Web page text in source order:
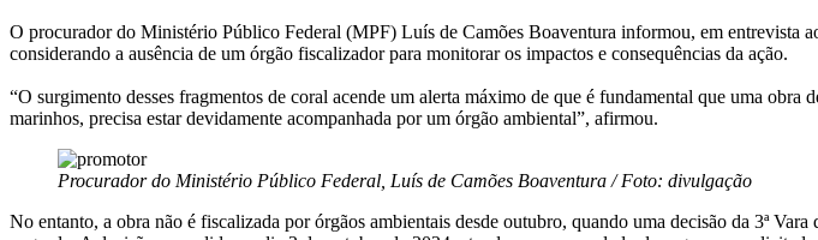
O procurador do Ministério Público Federal (MPF) Luís de Camões Boaventura informou, em entrevista
considerando a ausência de um órgão fiscalizador para monitorar os impactos e consequências da ação.
“O surgimento desses fragmentos de coral acende um alerta máximo de que é fundamental que uma
marinhos, precisa estar devidamente acompanhada por um órgão ambiental”, afirmou.
Procurador do Ministério Público Federal, Luís de Camões Boaventura / Foto: divulgação
No entanto, a obra não é fiscalizada por órgãos ambientais desde outubro, quando uma decisão da 3ª